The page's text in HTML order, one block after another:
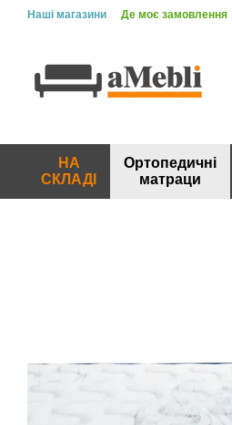
Перейти до основного контенту
Наші магазини Де моє замовлення
НА
СКЛАДІ
Ортопедичні
матраци